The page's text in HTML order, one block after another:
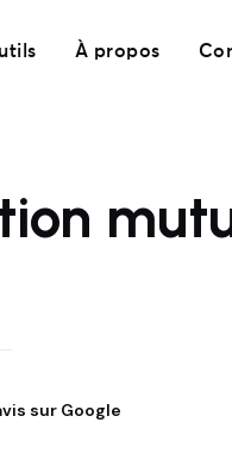
À propos
sur Google